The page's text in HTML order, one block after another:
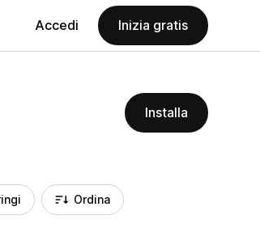
Accedi Inizia gratis
Installa
Ordina